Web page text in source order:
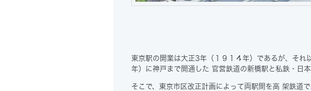
東京駅の開業は大正3年（１９１４年）であるが、そ
年）に神戸まで開通した 官営鉄道の新橋駅と私鉄・日
そこで、東京市区改正計画によって両駅間を高 架鉄道